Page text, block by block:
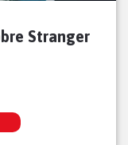
Stranger